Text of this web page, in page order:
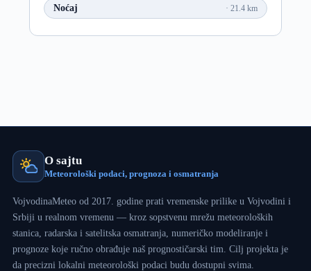
Noćaj 21.4 km
O sajtu
Meteorološki podaci, prognoza i osmatranja
VojvodinaMeteo od 2017. godine prati vremenske prilike u Vojvodini i
Srbiji u realnom vremenu — kroz sopstvenu mrežu meteoroloških
stanica, radarska i satelitska osmatranja, numeričko modeliranje i
prognoze koje ručno obrađuje naš prognostičarski tim. Cilj projekta je
da precizni lokalni meteorološki podaci budu dostupni svima.